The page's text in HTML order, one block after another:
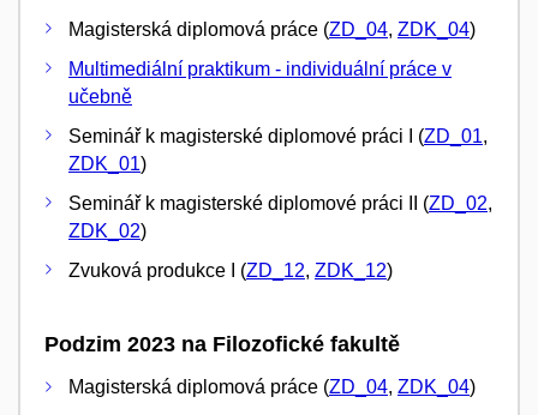
Magisterská diplomová práce (ZD_04, ZDK_04)
Multimediální praktikum - individuální práce v
učebně
Seminář k magisterské diplomové práci I (ZD_01,
ZDK_01)
Seminář k magisterské diplomové práci II (ZD_02,
ZDK_02)
Zvuková produkce I (ZD_12, ZDK_12)
Podzim 2023 na Filozofické fakultě
Magisterská diplomová práce (ZD_04, ZDK_04)